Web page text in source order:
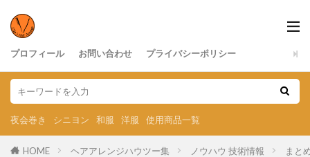
プロフィール お問い合わせ プライバシーポリシー
夜会巻き シニヨン 和服 洋服 使用商品一覧
HOME ヘアアレンジハウツー集 ノウハウ 技術情報 まと